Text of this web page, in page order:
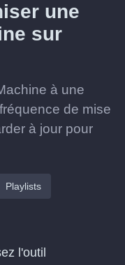
une
sur
à une
de mise
à jour pour
Playlists
l'outil